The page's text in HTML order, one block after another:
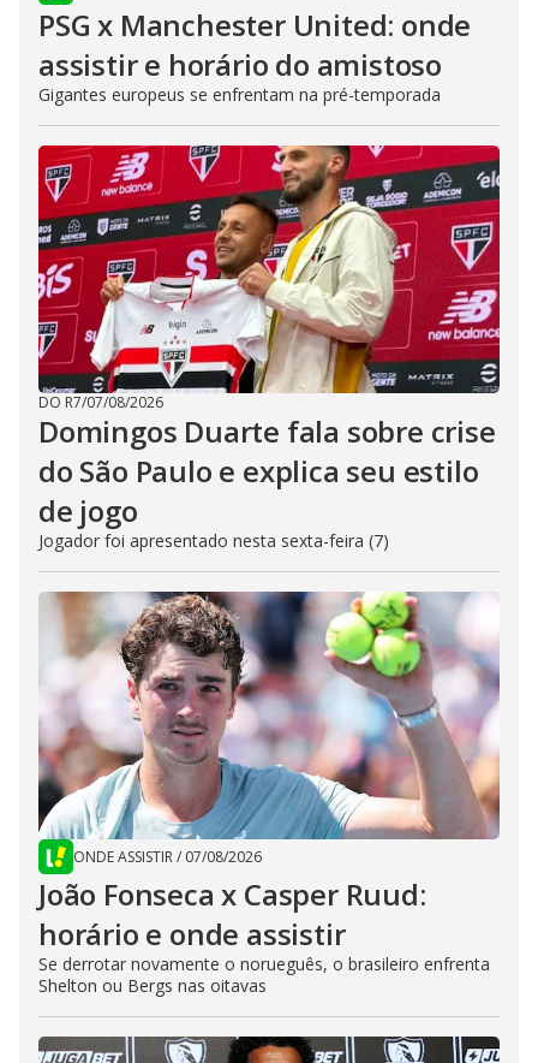
PSG x Manchester United: onde
assistir e horário do amistoso
Gigantes europeus se enfrentam na pré-temporada
DO R7/07/08/2026
Domingos Duarte fala sobre crise
do São Paulo e explica seu estilo
de jogo
Jogador foi apresentado nesta sexta-feira (7)
ONDE ASSISTIR/ 07/08/2026
João Fonseca x Casper Ruud:
horário e onde assistir
Se derrotar novamente o norueguês, o brasileiro enfrenta
Shelton ou Bergs nas oitavas